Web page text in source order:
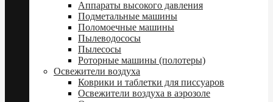
Аппараты высокого давления
Подметальные машины
Поломоечные машины
Пылеводососы
Пылесосы
Роторные машины (полотеры)
Освежители воздуха
Коврики и таблетки для писсуаров
Освежители воздуха в аэрозоле